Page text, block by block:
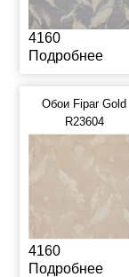
4160
Подробнее
Обои Fipar Gold
R23604
4160
Подробнее